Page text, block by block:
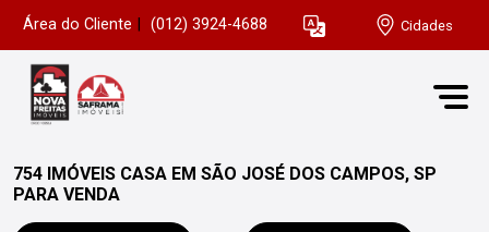
Área do Cliente (012) 3924-4688 Cidades
754 IMÓVEIS CASA EM SÃO JOSÉ DOS CAMPOS, SP
PARA VENDA